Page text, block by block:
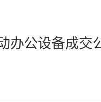
办公设备成交